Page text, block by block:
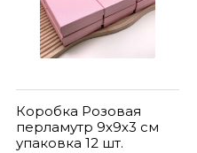
Коробка Розовая
перламутр 9х9х3 см
упаковка 12 шт.